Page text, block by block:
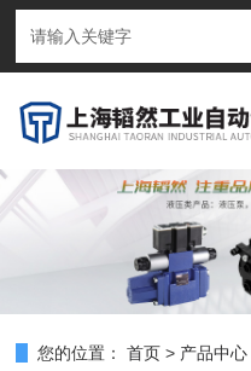
您的位置： 首页 > 产品中心